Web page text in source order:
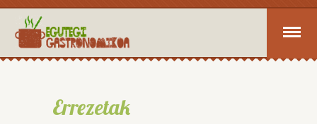
Errezetak